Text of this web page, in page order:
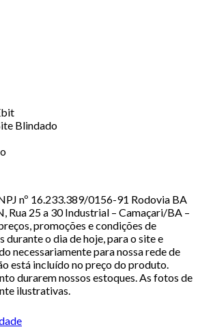
nº 16.233.389/0156-91 Rodovia BA
Rua 25 a 30 Industrial – Camaçari/BA –
promoções e condições de
durante o dia de hoje, para o site e
necessariamente para nossa rede de
está incluído no preço do produto.
durarem nossos estoques. As fotos de
ilustrativas.